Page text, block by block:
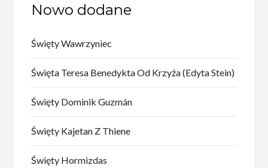
Nowo dodane
Święty Wawrzyniec
Święta Teresa Benedykta Od Krzyża (Edyta Stein)
Święty Dominik Guzmán
Święty Kajetan Z Thiene
Święty Hormizdas